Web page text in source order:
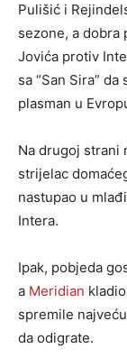
Pulišić i
sezone, a dobra
Jovića protiv
sa “San Sira”
plasman u
Na drugoj strani
strijelac
nastupao u
Intera.
Ipak, pobjeda
a Meridian
spremile
da odigrate.